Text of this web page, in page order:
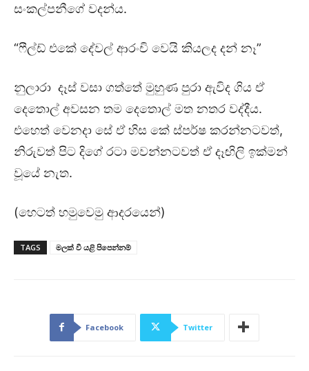
සංකල්පනීගේ වදන්ය.
“ෆීල්ඩ් එකේ දේවල් ආරංචි වෙයි කියලද දන් නෑ”
නුලාරා දෑස් වසා ගත්තේ මුහුණ පුරා ඇවිද ගිය ඒ
දෙතොල් අවසන තම දෙතොල් මත නතර වද්දීය.
එහෙත් වෙනදා සේ ඒ හිස කේ ස්පර්ෂ කරන්නටවත්,
නිරුවත් පිට දිගේ රටා මවන්නටවත් ඒ දෑඟිලි ඉක්මන්
වූයේ නැත.
(හෙටත් හමුවෙමු ආදරයෙන්)
TAGS මලක් වී යළි පිපෙන්නම්
Facebook Twitter